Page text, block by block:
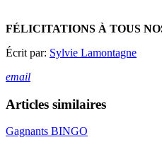
FÉLICITATIONS À TOUS
Écrit par: Sylvie Lamontagne
email
Articles similaires
Gagnants BINGO